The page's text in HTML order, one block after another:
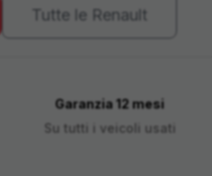
Tutte le Renault
Garanzia 12 mesi
Su tutti i veicoli usati